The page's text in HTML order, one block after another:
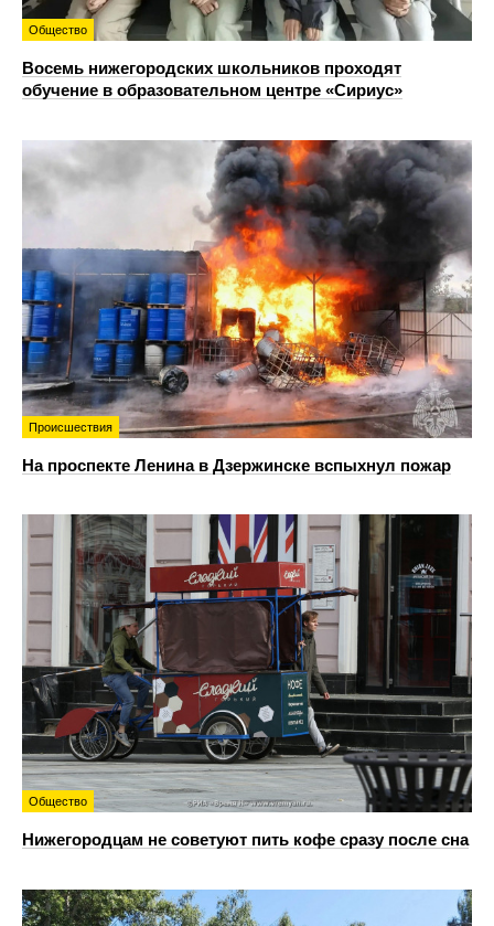
Общество
Восемь нижегородских школьников проходят
обучение в образовательном центре «Сириус»
Происшествия
На проспекте Ленина в Дзержинске вспыхнул пожар
Общество
Нижегородцам не советуют пить кофе сразу после сна